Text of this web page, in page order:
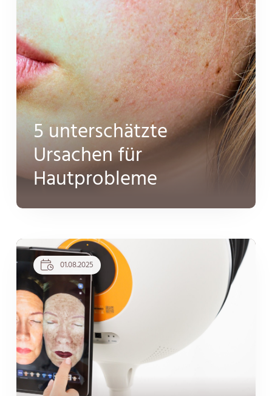
5 unterschätzte
Ursachen für
Hautprobleme
01.08.2025